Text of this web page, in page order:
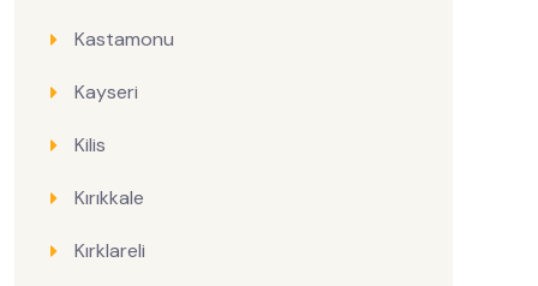
Kastamonu
Kayseri
Kilis
Kırıkkale
Kırklareli